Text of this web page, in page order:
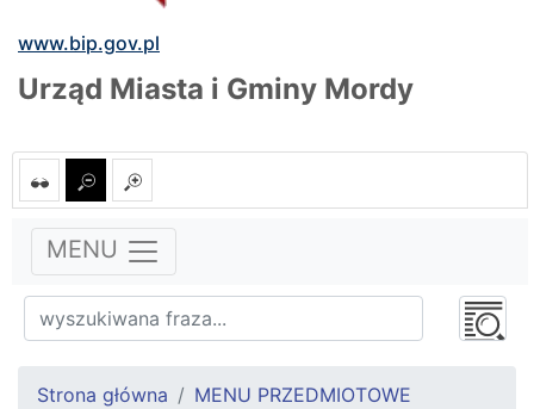
www.bip.gov.pl
Urząd Miasta i Gminy Mordy
MENU
Strona główna
MENU PRZEDMIOTOWE